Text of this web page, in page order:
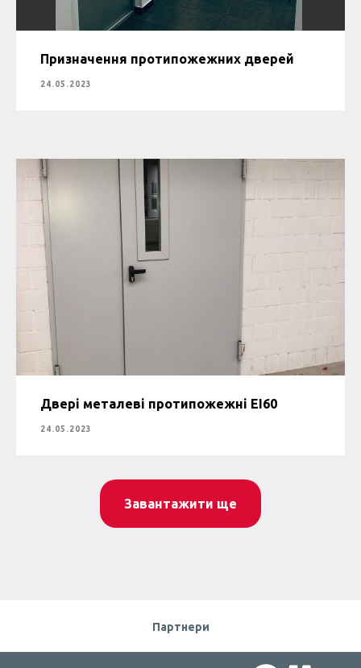
Призначення протипожежних дверей
24.05.2023
Двері металеві протипожежні ЕІ60
24.05.2023
Завантажити ще
Партнери